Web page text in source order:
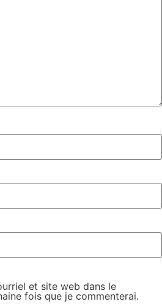
et site web dans le
fois que je commenterai.